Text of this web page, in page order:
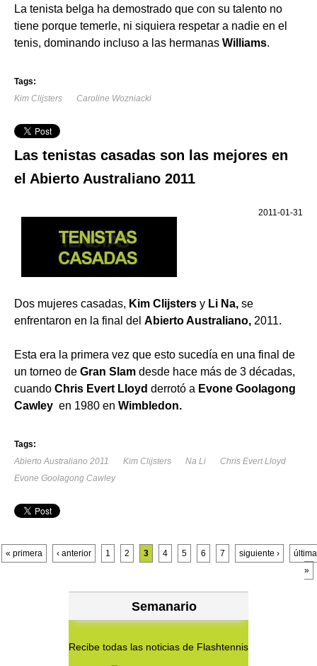
La tenista belga ha demostrado que con su talento no
tiene porque temerle, ni siquiera respetar a nadie en el
tenis, dominando incluso a las hermanas Williams.
Tags:
Kim Clijsters
Caroline Wozniacki
Las tenistas casadas son las mejores en
el Abierto Australiano 2011
2011-01-31
Dos mujeres casadas, Kim Clijsters y Li Na, se
enfrentaron en la final del Abierto Australiano, 2011.
Esta era la primera vez que esto sucedía en una final de
un torneo de Gran Slam desde hace más de 3 décadas,
cuando Chris Evert Lloyd derrotó a Evone Goolagong
Cawley en 1980 en Wimbledon.
Tags:
Abierto Australiano 2011
Kim Clijsters Na Li
Chris Evert Lloyd
Evone Goolagong Cawley
Páginas
« primera ‹ anterior 1 2 3 4 5 6 7 siguiente ›
última
»
Semanario
Recibe todas las noticias de Flashtennis